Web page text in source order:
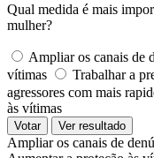
Qual medida é mais
mulher?
Ampliar os canais de
vítimas
Trabalhar a
agressores com mais
às vítimas
Votar Ver resultado
Ampliar os canais de